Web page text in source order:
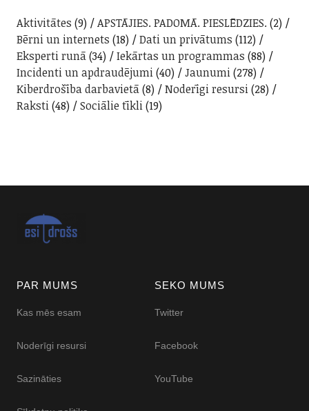
Aktivitātes (9) APSTĀJIES. PADOMĀ. PIESLĒDZIES. (2)
Bērni un internets (18) Dati un privātums (112)
Eksperti runā(34) Iekārtas un programmas (88)
Incidenti un apdraudējumi(40) Jaunumi(278)
Kiberdrošība darbavietā(8) Noderīgi resursi(28)
Raksti(48) Sociālie tīkli(19)
PAR MUMS
Kas mēs esam
Noderīgi resursi
Sazināties
SEKO MUMS
Twitter
Facebook
YouTube